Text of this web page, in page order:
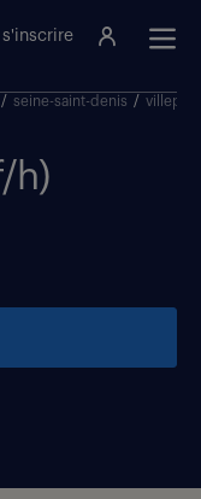
s'inscrire
/ seine-saint-denis /
h)